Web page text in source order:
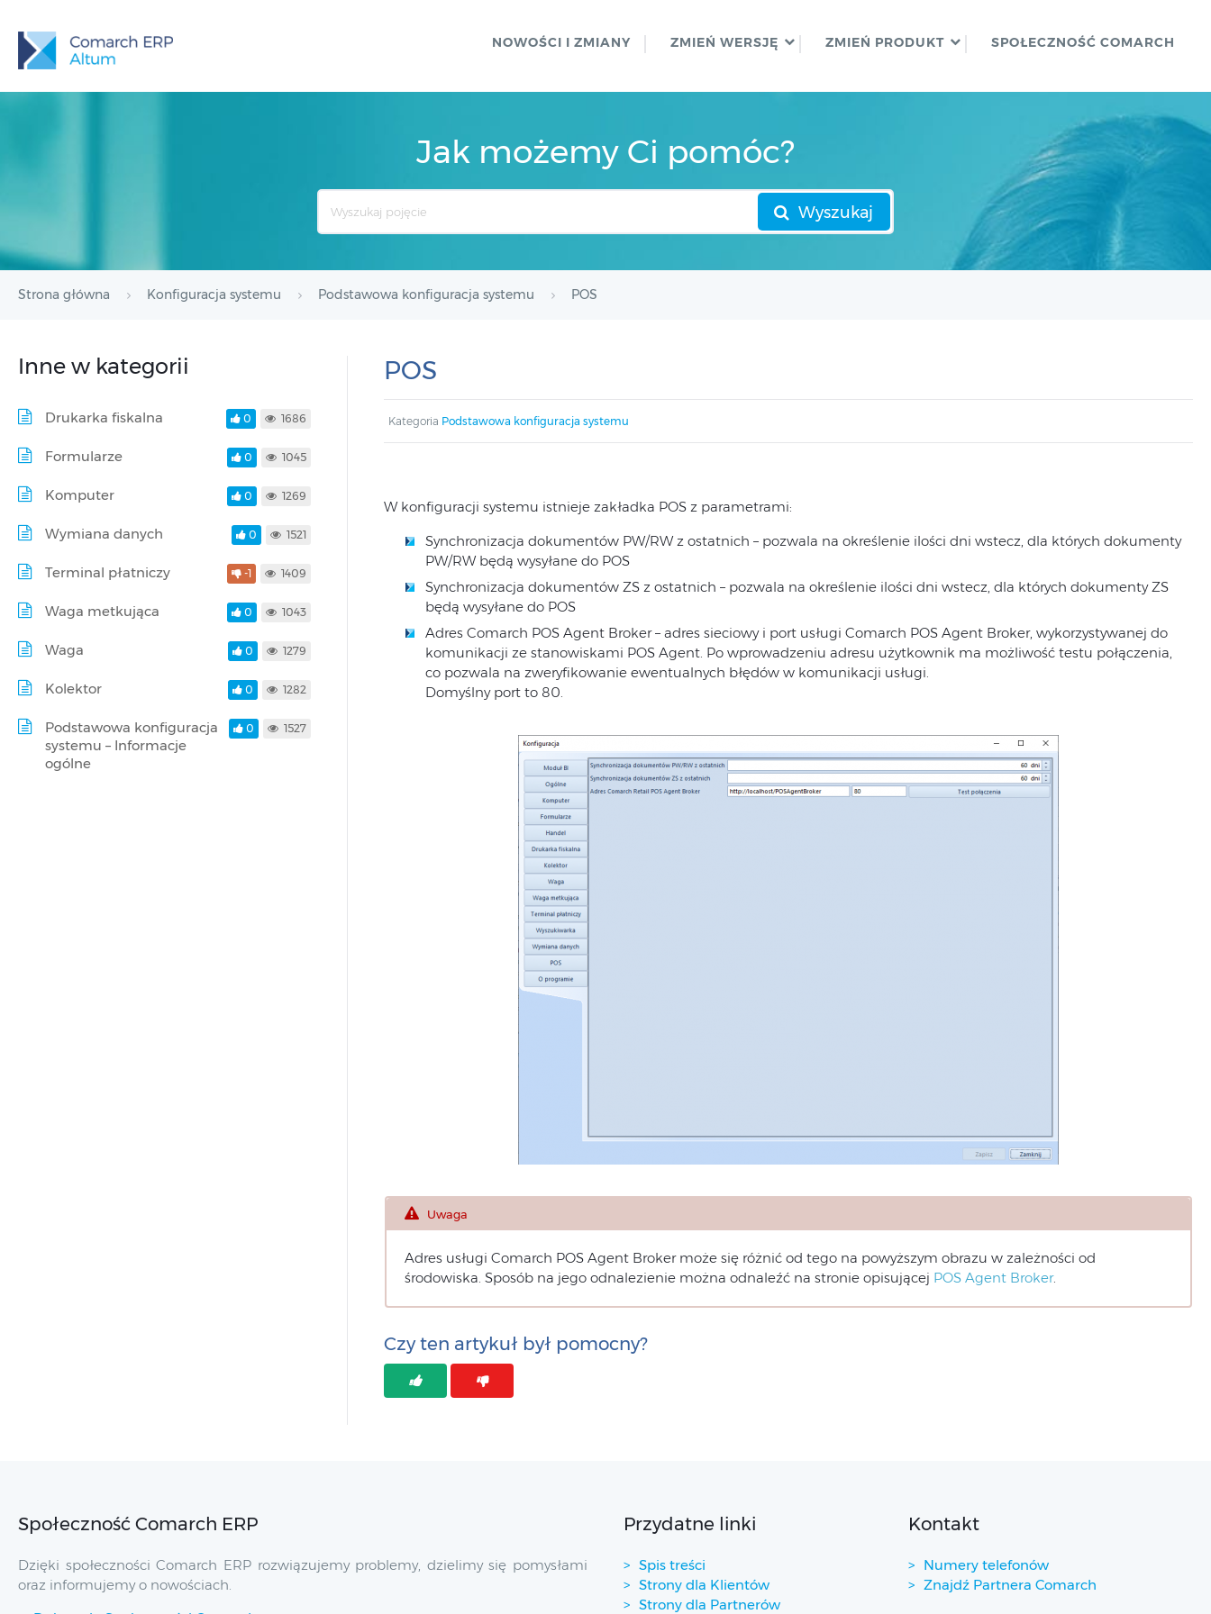
NOWOŚCI I ZMIANY ZMIEŃ WERSJĘ ZMIEŃ PRODUKT SPOŁECZNOŚĆ COMARCH
Jak możemy Ci pomóc?
Wyszukaj
Strona główna Konfiguracja systemu Podstawowa konfiguracja systemu POS
POS
Kategoria Podstawowa konfiguracja systemu
W konfiguracji systemu istnieje zakładka POS z parametrami:
Synchronizacja dokumentów PW/RW z ostatnich – pozwala na określenie ilości dni wstecz, dla których dokumenty
PW/RW będą wysyłane do POS
Synchronizacja dokumentów ZS z ostatnich – pozwala na określenie ilości dni wstecz, dla których dokumenty ZS
będą wysyłane do POS
Adres Comarch POS Agent Broker – adres sieciowy i port usługi Comarch POS Agent Broker, wykorzystywanej do
komunikacji ze stanowiskami POS Agent. Po wprowadzeniu adresu użytkownik ma możliwość testu połączenia,
co pozwala na zweryfikowanie ewentualnych błędów w komunikacji usługi.
Domyślny port to 80.
Uwaga
Adres usługi Comarch POS Agent Broker może się różnić od tego na powyższym obrazu w zależności od
środowiska. Sposób na jego odnalezienie można odnaleźć na stronie opisującej POS Agent Broker.
Czy ten artykuł był pomocny?
Inne w kategorii
Drukarka fiskalna 0 1686
Formularze 0 1045
Komputer 0 1269
Wymiana danych 0 1521
Terminal płatniczy -1 1409
Waga metkująca 0 1043
Waga 0 1279
Kolektor 0 1282
Podstawowa konfiguracja
systemu – Informacje
ogólne
0 1527
Społeczność Comarch ERP
Dzięki społeczności Comarch ERP rozwiązujemy problemy, dzielimy się pomysłami
oraz informujemy o nowościach.
Przydatne linki
Spis treści
Strony dla Klientów
Strony dla Partnerów
Kontakt
Numery telefonów
Znajdź Partnera Comarch